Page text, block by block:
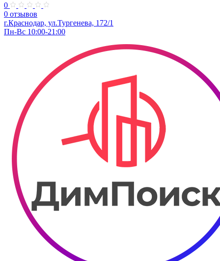
0
0 отзывов
г.Краснодар, ул.Тургенева, 172/1
Пн-Вс 10:00-21:00